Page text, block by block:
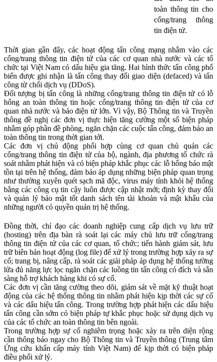
toàn thông tin cho
cổng/trang thông
tin điện tử.
Thời gian gần đây, các hoạt động tấn công mạng nhằm vào các
cổng/trang thông tin điện tử của các cơ quan nhà nước và các tổ
chức tại Việt Nam có dấu hiệu gia tăng. Hai hình thức tấn công phổ
biến được ghi nhận là tấn công thay đổi giao diện (defaced) và tấn
công từ chối dịch vụ (DDoS).
Đối tượng bị tấn công là những cổng/trang thông tin điện tử có lỗ
hổng an toàn thông tin hoặc cổng/trang thông tin điện tử của cơ
quan nhà nước và báo điện tử lớn. Vì vậy, Bộ Thông tin và Truyền
thông đề nghị các đơn vị thực hiện tăng cường một số biện pháp
nhằm góp phần đề phòng, ngăn chặn các cuộc tấn công, đảm bảo an
toàn thông tin trong thời gian tới.
Các đơn vị chủ động phối hợp cùng cơ quan chủ quản các
cổng/trang thông tin điện tử của bộ, ngành, địa phương tổ chức rà
soát nhằm phát hiện và có biện pháp khắc phục các lỗ hổng bảo mật
tồn tại trên hệ thống, đảm bảo áp dụng những biện pháp quan trọng
như thường xuyên quét sạch mã độc, virus máy tính khỏi hệ thống
bằng các công cụ tin cậy luôn được cập nhật mới; định kỳ thay đổi
và quản lý bảo mật tốt danh sách tên tài khoản và mật khẩu của
những người có quyền quản trị hệ thống.
Đồng thời, chỉ đạo các doanh nghiệp cung cấp dịch vụ lưu trữ
(hosting) trên địa bàn rà soát lại các máy chủ lưu trữ cổng/trang
thông tin điện tử của các cơ quan, tổ chức; tiến hành giám sát, lưu
trữ biên bản hoạt động (log file) để xử lý trong trường hợp xảy ra sự
cố; trang bị, nâng cấp, rà soát các giải pháp áp dụng hệ thống tường
lửa đủ năng lực lọc ngăn chặn các luồng tin tấn công có đích và sẵn
sàng hỗ trợ khách hàng khi có sự cố.
Các đơn vị cần tăng cường theo dõi, giám sát về mặt kỹ thuật hoạt
động của các hệ thống thông tin nhằm phát hiện kịp thời các sự cố
và các dấu hiệu tấn công. Trong trường hợp phát hiện các dấu hiệu
tấn công cần sớm có biện pháp tự khắc phục hoặc sử dụng dịch vụ
của các tổ chức an toàn thông tin bên ngoài.
Trong trường hợp sự cố nghiêm trọng hoặc xảy ra trên diện rộng
cần thông báo ngay cho Bộ Thông tin và Truyền thông (Trung tâm
Ứng cứu khẩn cấp máy tính Việt Nam) để kịp thời có biện pháp
điều phối xử lý.